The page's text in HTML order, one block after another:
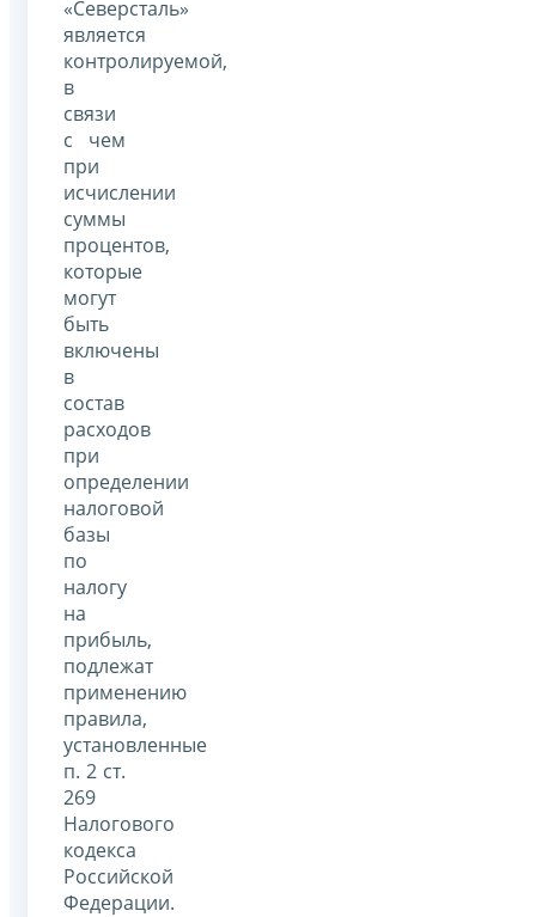
«Северсталь»
является
контролируемой,
в
связи
с чем
при
исчислении
суммы
процентов,
которые
могут
быть
включены
в
состав
расходов
при
определении
налоговой
базы
по
налогу
на
прибыль,
подлежат
применению
правила,
установленные
п. 2 ст.
269
Налогового
кодекса
Российской
Федерации.